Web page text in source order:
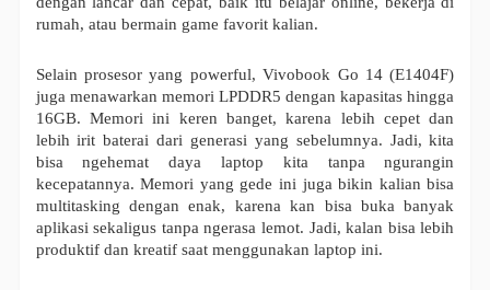
rumah, atau bermain game favorit kalian.
Selain prosesor yang powerful, Vivobook Go 14 (E1404F)
juga menawarkan memori LPDDR5 dengan kapasitas hingga
16GB. Memori ini keren banget, karena lebih cepet dan
lebih irit baterai dari generasi yang sebelumnya. Jadi, kita
bisa ngehemat daya laptop kita tanpa ngurangin
kecepatannya. Memori yang gede ini juga bikin kalian bisa
multitasking dengan enak, karena kan bisa buka banyak
aplikasi sekaligus tanpa ngerasa lemot. Jadi, kalan bisa lebih
produktif dan kreatif saat menggunakan laptop ini.